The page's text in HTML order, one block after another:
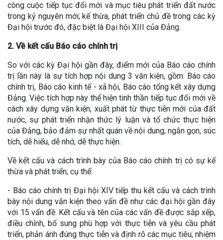
công cuộc tiếp tục đổi mới và mục tiêu phát triển đất nước
trong kỷ nguyên mới; kế thừa, phát triển chủ đề trong các kỳ
Đại hội trước đó, đặc biệt là Đại hội XIII của Đảng.
2. Về kết cấu Báo cáo chính trị
So với các kỳ Đại hội gần đây, điểm mới của Báo cáo chính
trị lần này là sự tích hợp nội dung 3 văn kiện, gồm: Báo cáo
chính trị, Báo cáo kinh tế - xã hội, Báo cáo tổng kết xây dựng
Đảng. Việc tích hợp này thể hiện tinh thần tiếp tục đổi mới về
cách xây dựng văn kiện, xuất phát từ thực tiễn mới của đất
nước, sự phát triển nhận thức lý luận và tổ chức thực hiện
của Đảng, bảo đảm sự nhất quán về nội dung; ngắn gọn, súc
tích, dễ hiểu, dễ nhớ, dễ thực hiện.
Về kết cấu và cách trình bày của Báo cáo chính trị có sự kế
thừa và phát triển, cụ thể:
- Báo cáo chính trị Đại hội XIV tiếp thu kết cấu và cách trình
bày nội dung văn kiện theo vấn đề như các đại hội gần đây
với 15 vấn đề. Kết cấu và tên của các vấn đề được sắp xếp,
điều chỉnh, bổ sung phù hợp với thực tiễn và yêu cầu phát
triển, phản ánh đúng thực tiễn và định rõ các mục tiêu, nhiệm